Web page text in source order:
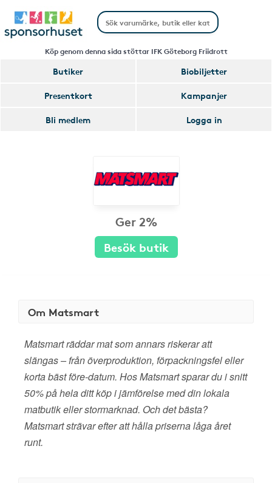
Köp genom denna sida stöttar IFK Göteborg Friidrott
Butiker
Biobiljetter
Presentkort
Kampanjer
Bli medlem
Logga in
Ger 2%
Besök butik
Om Matsmart
Matsmart räddar mat som annars riskerar att
slängas – från överproduktion, förpackningsfel eller
korta bäst före-datum. Hos Matsmart sparar du i snitt
50% på hela ditt köp i jämförelse med din lokala
matbutik eller stormarknad. Och det bästa?
Matsmart strävar efter att hålla priserna låga året
runt.